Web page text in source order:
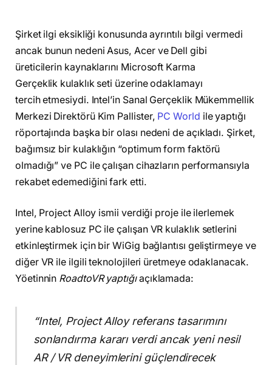
Şirket ilgi eksikliği konusunda ayrıntılı bilgi vermedi
ancak bunun nedeni Asus, Acer ve Dell gibi
üreticilerin kaynaklarını Microsoft Karma
Gerçeklik kulaklık seti üzerine odaklamayı
tercih etmesiydi. Intel’in Sanal Gerçeklik Mükemmellik
Merkezi Direktörü Kim Pallister, PC World ile yaptığı
röportajında ​​başka bir olası nedeni de açıkladı. Şirket,
bağımsız bir kulaklığın “optimum form faktörü
olmadığı” ve PC ile çalışan cihazların performansıyla
rekabet edemediğini fark etti.
Intel, Project Alloy ismii verdiği proje ile ilerlemek
yerine kablosuz PC ile çalışan VR kulaklık setlerini
etkinleştirmek için bir WiGig bağlantısı geliştirmeye ve
diğer VR ile ilgili teknolojileri üretmeye odaklanacak.
Yöetinnin RoadtoVR yaptığıaçıklamada:
“Intel, Project Alloy referans tasarımını
sonlandırma kararı verdi ancak yeni nesil
AR / VR deneyimlerini güçlendirecek